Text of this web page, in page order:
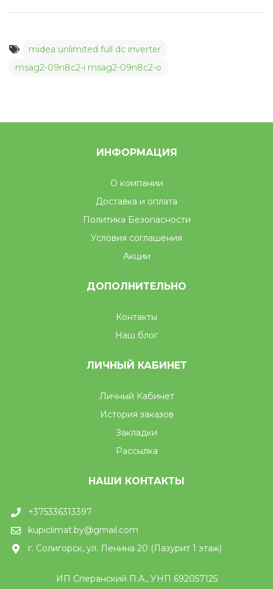
midea unlimited full dc inverter
msag2-09n8c2-i msag2-09n8c2-o
ИНФОРМАЦИЯ
О компании
Доставка и оплата
Политика Безопасности
Условия соглашения
Акции
ДОПОЛНИТЕЛЬНО
Контакты
Наш блог
ЛИЧНЫЙ КАБИНЕТ
Личный Кабинет
История заказов
Закладки
Рассылка
НАШИ КОНТАКТЫ
+375336313397
kupiclimat.by@gmail.com
г. Солигорск, ул. Ленина 20 (Лазурит 1 этаж)
ИП Сперанский П.А., УНП 692057125